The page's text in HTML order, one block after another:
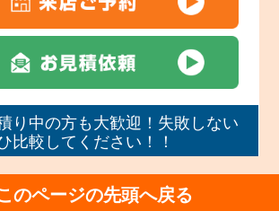
り中の方も大歓迎！失敗しない
比較してください！！
のページの先頭へ戻る